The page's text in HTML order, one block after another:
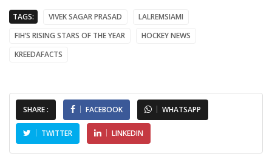
TAGS: VIVEK SAGAR PRASAD
LALREMSIAMI
FIH’S RISING STARS OF THE YEAR
HOCKEY NEWS
KREEDAFACTS
SHARE : FACEBOOK WHATSAPP
TWITTER LINKEDIN